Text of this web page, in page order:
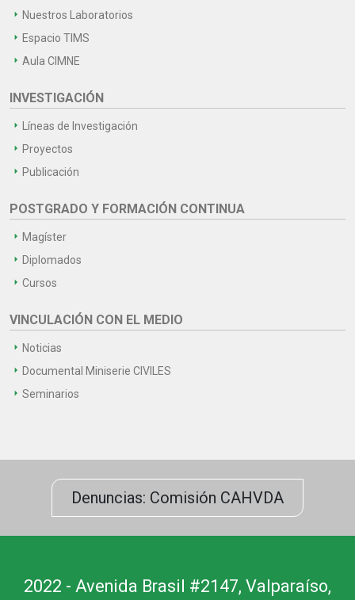
Nuestros Laboratorios
Espacio TIMS
Aula CIMNE
INVESTIGACIÓN
Líneas de Investigación
Proyectos
Publicación
POSTGRADO Y FORMACIÓN CONTINUA
Magíster
Diplomados
Cursos
VINCULACIÓN CON EL MEDIO
Noticias
Documental Miniserie CIVILES
Seminarios
Denuncias: Comisión CAHVDA
2022 - Avenida Brasil #2147, Valparaíso,